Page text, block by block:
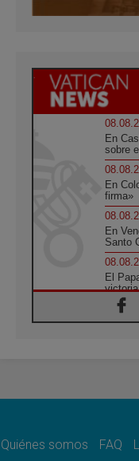
En
sobre
En
firma»
En
Santo
El
León
Quiénes somos FAQ